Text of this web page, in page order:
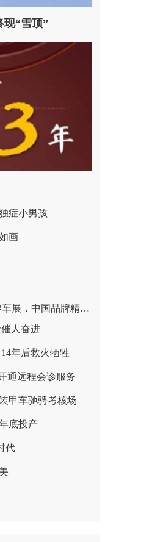
现“雪顶”
症小男孩
画
零时差·第一现场｜2024巴黎车展，中国品牌精彩亮相
人奋进
年后救火牺牲
通远程会诊服务
甲车驰骋考核场
底投产
代